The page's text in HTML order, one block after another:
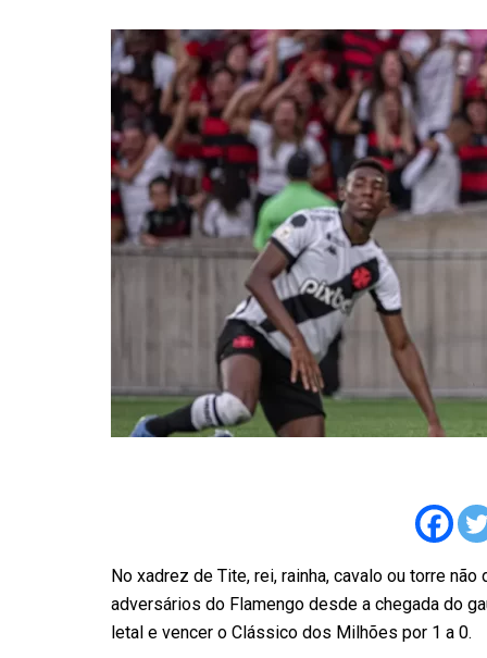
No xadrez de Tite, rei, rainha, cavalo ou torre
adversários do Flamengo desde a chegada do
letal e vencer o Clássico dos Milhões por 1 a 0.